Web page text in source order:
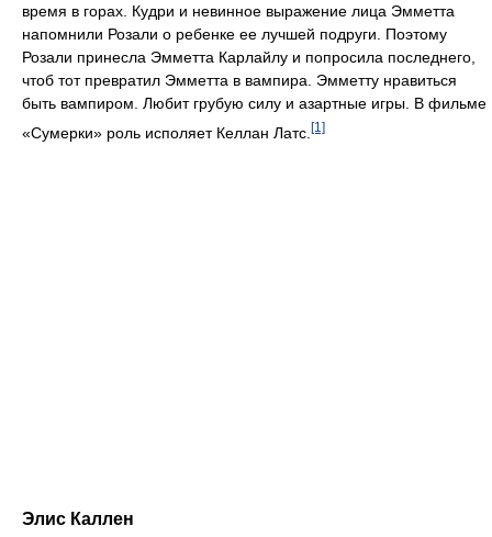
время в горах. Кудри и невинное выражение лица Эмметта
напомнили Розали о ребенке ее лучшей подруги. Поэтому
Розали принесла Эмметта Карлайлу и попросила последнего,
чтоб тот превратил Эмметта в вампира. Эмметту нравиться
быть вампиром. Любит грубую силу и азартные игры. В фильме
«Сумерки» роль исполяет Келлан Латс. [1]
Элис Каллен